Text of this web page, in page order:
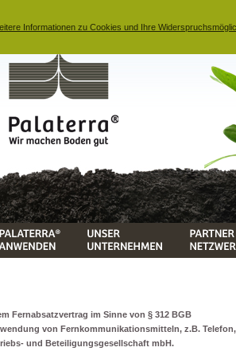
Informationen zu Cookies und Ihre
Fernabsatzvertrag im Sinne von § 312 BGB
von Fernkommunikationsmitteln, z.B. Telefon,
und Beteiligungsgesellschaft mbH.